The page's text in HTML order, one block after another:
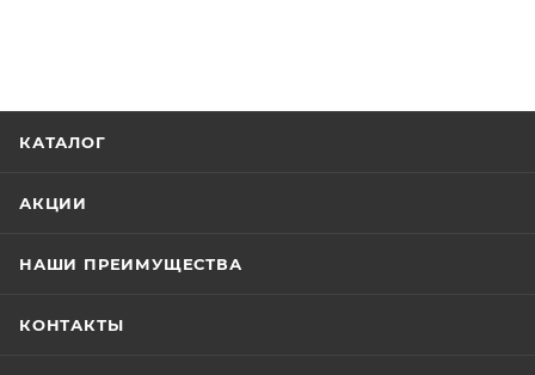
КАТАЛОГ
АКЦИИ
НАШИ ПРЕИМУЩЕСТВА
КОНТАКТЫ